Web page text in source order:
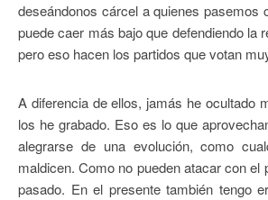
deseándonos cárcel a quienes pasemos
puede caer más bajo que defendiendo la
pero eso hacen los partidos que votan
A diferencia de ellos, jamás he ocultado
los he grabado. Eso es lo que
alegrarse de una evolución, como
maldicen. Como no pueden atacar con el
pasado. En el presente también tengo